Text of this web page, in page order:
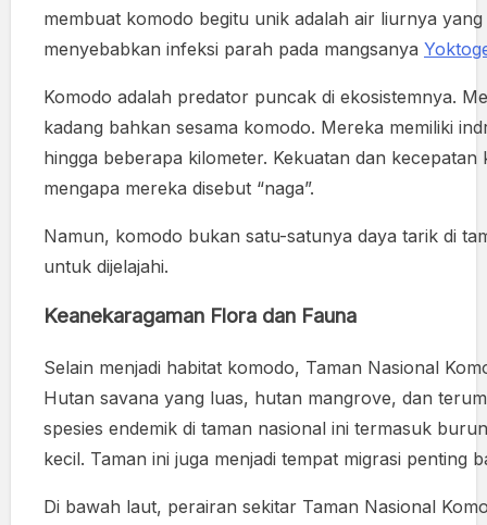
membuat komodo begitu unik adalah air liurnya
menyebabkan infeksi parah pada mangsanya
Komodo adalah predator puncak di ekosistemnya.
kadang bahkan sesama komodo. Mereka memiliki
hingga beberapa kilometer. Kekuatan dan
mengapa mereka disebut “naga”.
Namun, komodo bukan satu-satunya daya tarik di
untuk dijelajahi.
Keanekaragaman Flora dan Fauna
Selain menjadi habitat komodo, Taman Nasional
Hutan savana yang luas, hutan mangrove, dan
spesies endemik di taman nasional ini termasuk
kecil. Taman ini juga menjadi tempat migrasi penting
Di bawah laut, perairan sekitar Taman Nasional